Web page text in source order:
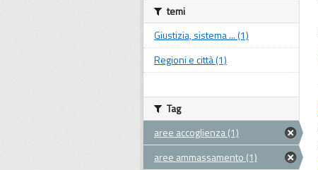
temi
Giustizia, sistema ... (1)
Regioni e città (1)
Tag
aree accoglienza (1)
aree ammassamento (1)